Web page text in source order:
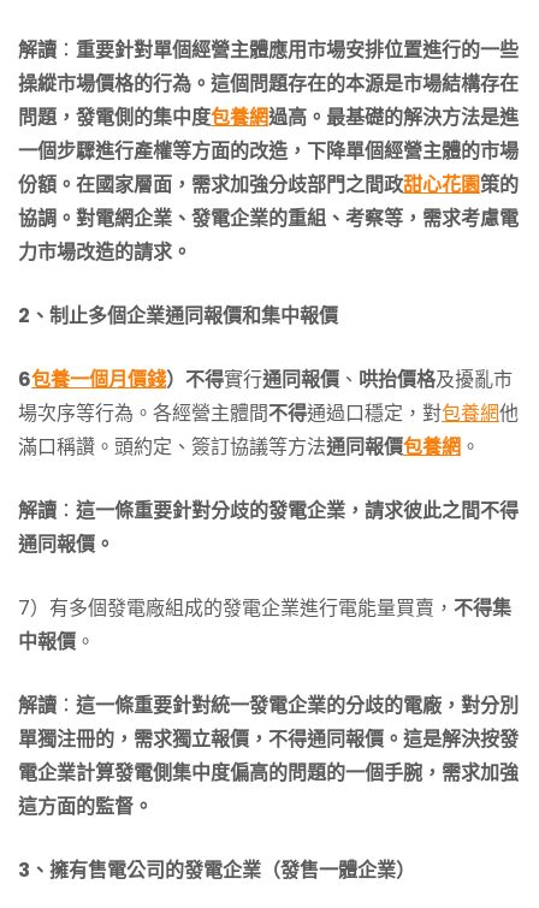
解讀 ： 重要針對單個經營主體應用市場安排位置進行的一些
操縱市場價格的行為。這個問題存在的本源是市場結構存在
問題，發電側的集中度包養網過高。最基礎的解決方法是進
一個步驟進行產權等方面的改造，下降單個經營主體的市場
份額。在國家層面，需求加強分歧部門之間政甜心花園策的
協調。對電網企業、發電企業的重組、考察等，需求考慮電
力市場改造的請求。
2、制止多個企業通同報價和集中報價
6包養一個月價錢）不得實行通同報價 、 哄抬價格及擾亂市
場次序等行為。各經營主體間不得通過口穩定，對包養網他
滿口稱讚。頭約定、簽訂協議等方法通同報價包養網 。
解讀 ： 這一條重要針對分歧的發電企業，請求彼此之間不得
通同報價。
7）有多個發電廠組成的發電企業進行電能量買賣， 不得集
中報價 。
解讀 ： 這一條重要針對統一發電企業的分歧的電廠，對分別
單獨注冊的，需求獨立報價，不得通同報價。這是解決按發
電企業計算發電側集中度偏高的問題的一個手腕，需求加強
這方面的監督。
3、擁有售電公司的發電企業（發售一體企業）